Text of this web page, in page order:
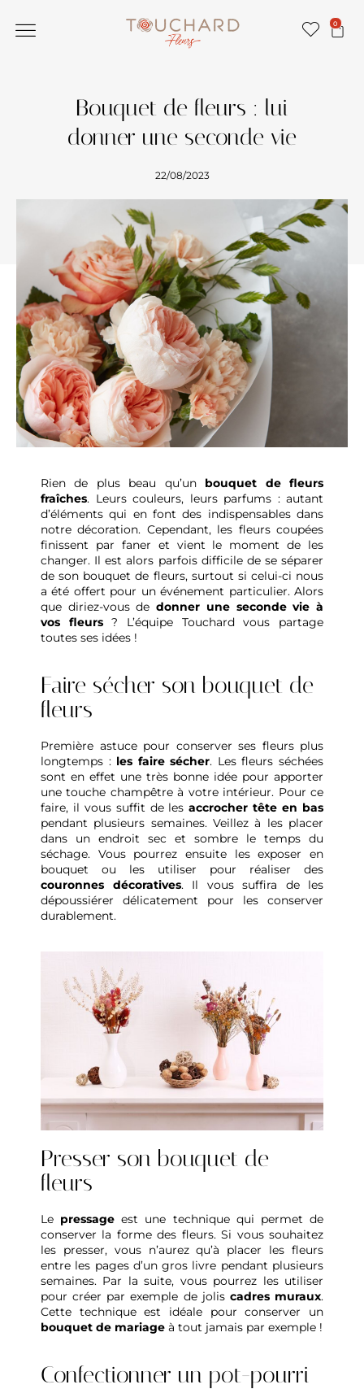
0
Bouquet de fleurs : lui
donner une seconde vie
22/08/2023
Rien de plus beau qu’un bouquet de fleurs
fraîches. Leurs couleurs, leurs parfums : autant
d’éléments qui en font des indispensables dans
notre décoration. Cependant, les fleurs coupées
finissent par faner et vient le moment de les
changer. Il est alors parfois difficile de se séparer
de son bouquet de fleurs, surtout si celui-ci nous
a été offert pour un événement particulier. Alors
que diriez-vous dedonner une seconde vie à
vos fleurs? L’équipe Touchard vous partage
toutes ses idées !
Faire sécher son bouquet de
fleurs
Première astuce pour conserver ses fleurs plus
longtemps : les faire sécher. Les fleurs séchées
sont en effet une très bonne idée pour apporter
une touche champêtre à votre intérieur. Pour ce
faire, il vous suffit de lesaccrocher tête en bas
pendant plusieurs semaines. Veillez à les placer
dans un endroit sec et sombre le temps du
séchage. Vous pourrez ensuite les exposer en
bouquet ou les utiliser pour réaliser des
couronnes décoratives. Il vous suffira de les
dépoussiérer délicatement pour les conserver
durablement.
Presser son bouquet de
fleurs
Le pressage est une technique qui permet de
conserver la forme des fleurs. Si vous souhaitez
les presser, vous n’aurez qu’à placer les fleurs
entre les pages d’un gros livre pendant plusieurs
semaines. Par la suite, vous pourrez les utiliser
pour créer par exemple de jolis cadres muraux.
Cette technique est idéale pour conserver un
bouquet de mariage à tout jamais par exemple !
Confectionner un pot-pourri